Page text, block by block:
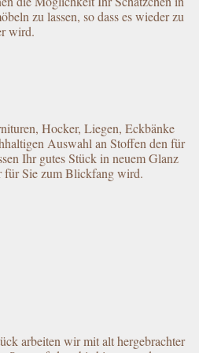
zu lassen, so dass es wieder zu
wird.
Hocker, Liegen, Eckbänke
Auswahl an Stoffen den für
Ihr gutes Stück in neuem Glanz
für Sie zum Blickfang wird.
arbeiten wir mit alt hergebrachter